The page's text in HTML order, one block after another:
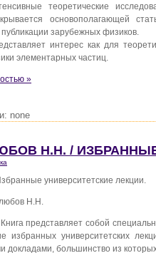
теоретические
основополагающей
зарубежных физиков.
интерес как для
элементарных частиц.
»
none
Н.Н. /
университетские лекции.
Н.Н.
Книга представляет собой
избранных университетских
докладами, большинство из